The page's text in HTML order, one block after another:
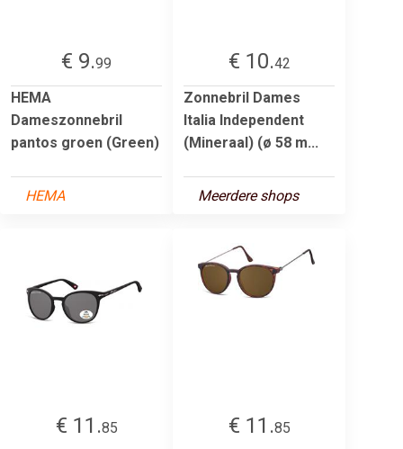
€ 9.99
HEMA
Dameszonnebril
pantos groen (Green)
HEMA
€ 10.42
Zonnebril Dames
Italia Independent
(Mineraal) (ø 58 m...
Meerdere shops
€ 11.85
€ 11.85